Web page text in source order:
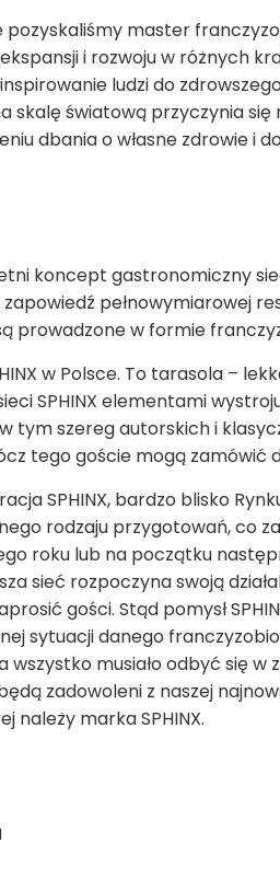
master
i rozwoju w różnych
ludzi do
skalę światową przyczynia
dbania o własne zdrowie i
koncept gastronomiczny
pełnowymiarowej
prowadzone w formie
w Polsce. To tarasola –
SPHINX elementami
tym szereg autorskich i
tego goście mogą zamówić
SPHINX, bardzo blisko
rodzaju przygotowań, co
roku lub na początku
sieć rozpoczyna swoją
gości. Stąd pomysł
sytuacji danego
musiało odbyć się w
zadowoleni z naszej
należy marka SPHINX.